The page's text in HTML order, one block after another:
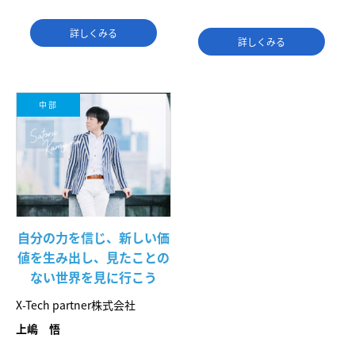
詳しくみる
詳しくみる
中部
自分の力を信じ、新しい価
値を生み出し、見たことの
ない世界を見に行こう
X-Tech partner株式会社
上嶋 悟